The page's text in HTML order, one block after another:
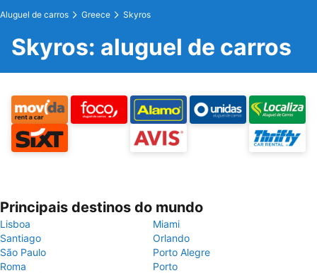
Aluguel de carros Greece Skyros
Skyros: aluguel de carros
Principais destinos do mundo
Lisboa
Miami
Santiago
Orlando
São Paulo
Porto Alegre
Roma
Porto